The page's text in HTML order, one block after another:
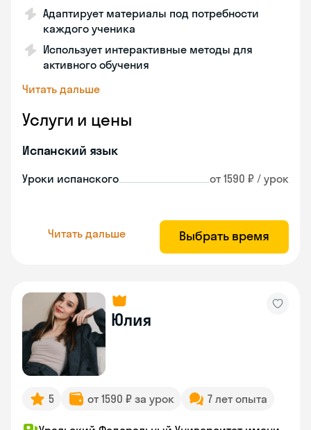
Адаптирует материалы под потребности
каждого ученика
Использует интерактивные методы для
активного обучения
Читать дальше
Услуги и цены
Испанский язык
Уроки испанского от 1590 ₽ / урок
Читать дальше Выбрать время
Юлия
5 от 1590 ₽ за урок 7 лет опыта